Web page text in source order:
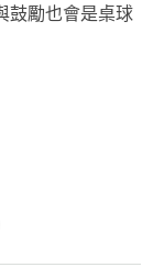
鼓勵也會是桌球